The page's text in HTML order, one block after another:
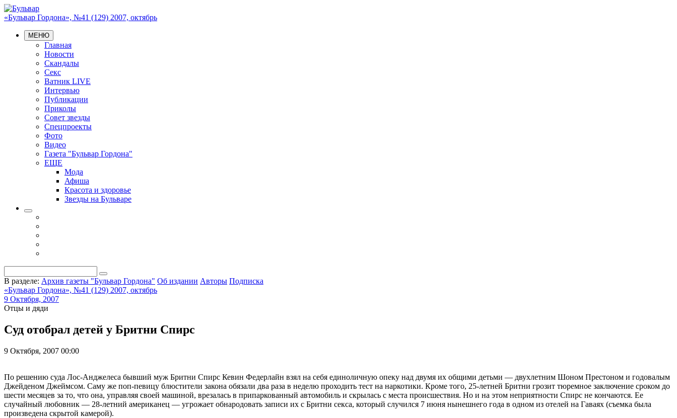
«Бульвар Гордона», №41 (129) 2007, октябрь
МЕНЮ
Главная
Новости
Скандалы
Секс
Ватник LIVE
Интервью
Публикации
Приколы
Совет звезды
Спецпроекты
Фото
Видео
Газета "Бульвар Гордона"
ЕЩЕ
Мода
Афиша
Красота и здоровье
Звезды на Бульваре
В разделе: Архив газеты "Бульвар Гордона" Об издании Авторы Подписка
«Бульвар Гордона», №41 (129) 2007, октябрь
9 Октября, 2007
Отцы и дяди
Cуд отобрал детей у Бритни Спирс
9 Октября, 2007 00:00
По решению суда Лос-Анджелеса бывший муж Бритни Спирс Кевин Федерлайн взял на себя единоличную опеку над двумя их общими детьми — двухлетним Шоном Престоном и годовалым
Джейденом Джеймсом. Саму же поп-певицу блюстители закона обязали два раза в неделю проходить тест на наркотики. Кроме того, 25-летней Бритни грозит тюремное заключение сроком до
шести месяцев за то, что она, управляя своей машиной, врезалась в припаркованный автомобиль и скрылась с места происшествия. Но и на этом неприятности Спирс не кончаются. Ее
случайный любовник — 28-летний американец — угрожает обнародовать записи их с Бритни секса, который случился 7 июня нынешнего года в одном из отелей на Гаваях (съемка была
произведена скрытой камерой).